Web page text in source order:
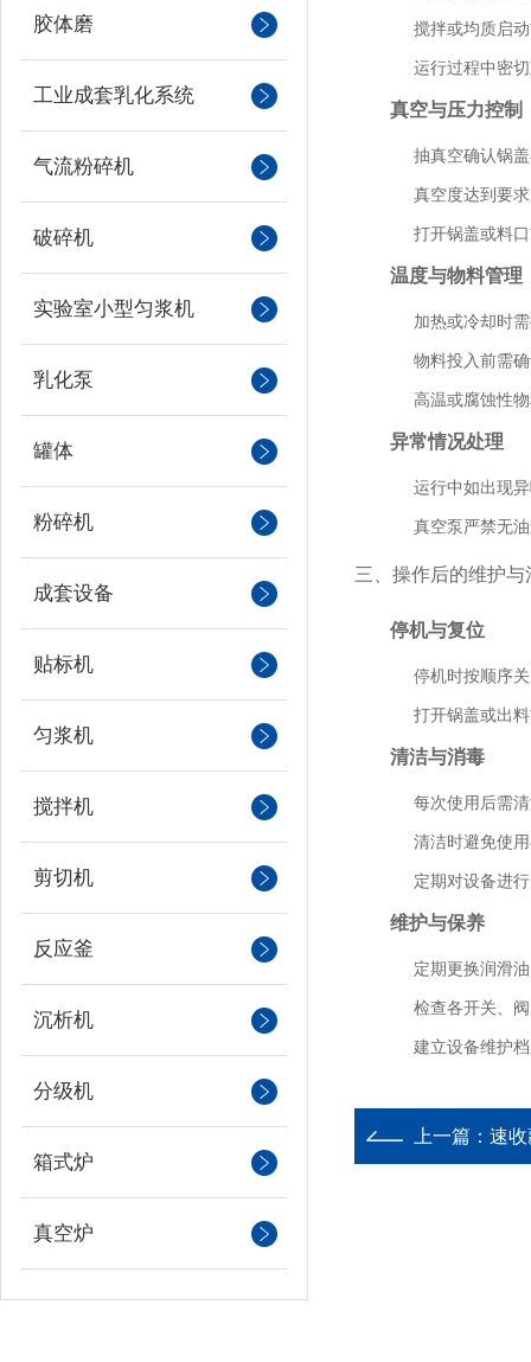
胶体磨
工业成套乳化系统
气流粉碎机
破碎机
实验室小型匀浆机
乳化泵
罐体
粉碎机
成套设备
贴标机
匀浆机
搅拌机
剪切机
反应釜
沉析机
分级机
箱式炉
真空炉
搅拌或均质启
运行过程中密
真空与压力控制
抽真空确认锅
真空度达到要
打开锅盖或料
温度与物料管理
加热或冷却时
物料投入前需
高温或腐蚀性
异常情况处理
运行中如出现
真空泵严禁无
三、操作后的维护与
停机与复位
停机时按顺序
打开锅盖或出
清洁与消毒
每次使用后需
清洁时避免使
定期对设备进
维护与保养
定期更换润滑
检查各开关、
建立设备维护
上一篇： 速收